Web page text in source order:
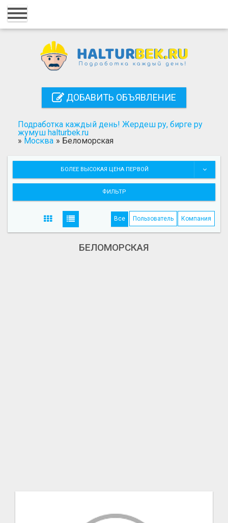
Главная
Регистрация
Поиск
ДОБАВИТЬ ОБЪЯВЛЕНИЕ
Подработка каждый день! Жердеш ру, бирге ру
жумуш halturbek.ru
» Москва » Беломорская
БОЛЕЕ ВЫСОКАЯ ЦЕНА ПЕРВОЙ
ФИЛЬТР
Все Пользователь Компания
БЕЛОМОРСКАЯ